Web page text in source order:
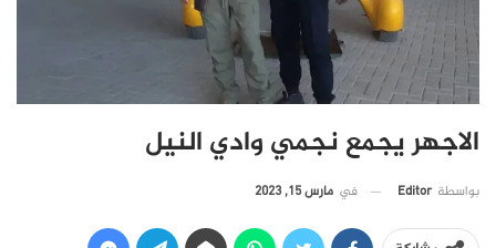
الاجهر يجمع نجمي وادي النيل
بواسطة Editor في مارس 15, 2023